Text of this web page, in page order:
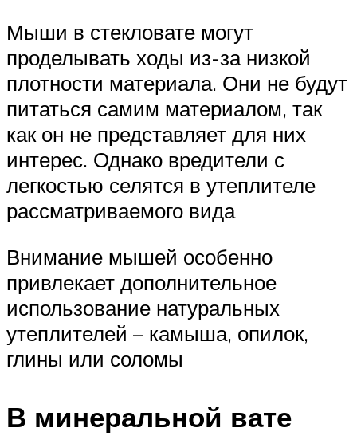
Мыши в стекловате могут
проделывать ходы из-за низкой
плотности материала. Они не будут
питаться самим материалом, так
как он не представляет для них
интерес. Однако вредители с
легкостью селятся в утеплителе
рассматриваемого вида
Внимание мышей особенно
привлекает дополнительное
использование натуральных
утеплителей – камыша, опилок,
глины или соломы
В минеральной вате